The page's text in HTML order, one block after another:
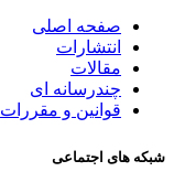
صفحه اصلی
انتشارات
مقالات
چندرسانه ای
قوانین و مقررات
شبکه های اجتماعی